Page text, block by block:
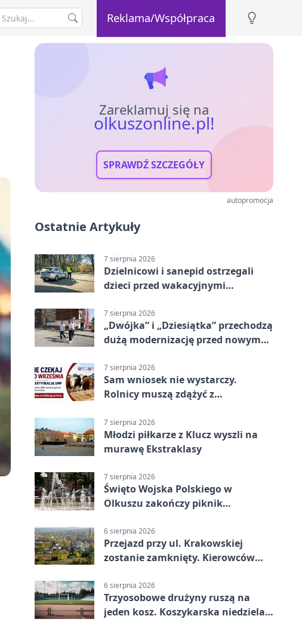
Reklama/Współpraca
Zareklamuj się na
olkuszonline.pl!
SPRAWDŹ SZCZEGÓŁY
autopromocja
Ostatnie Artykuły
7 sierpnia 2026
Dzielnicowi i sanepid ostrzegali
dzieci przed wakacyjnymi
7 sierpnia 2026
„Dwójka” i „Dziesiątka” przechodzą
dużą modernizację przed nowym
7 sierpnia 2026
Sam wniosek nie wystarczy.
Rolnicy muszą zdążyć z
7 sierpnia 2026
Młodzi piłkarze z Klucz wyszli na
murawę Ekstraklasy
7 sierpnia 2026
Święto Wojska Polskiego w
Olkuszu zakończy piknik
6 sierpnia 2026
Przejazd przy ul. Krakowskiej
zostanie zamknięty. Kierowców
6 sierpnia 2026
Trzyosobowe drużyny ruszą na
jeden kosz. Koszykarska niedziela